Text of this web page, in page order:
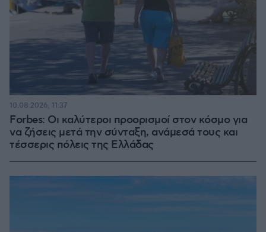
Forbes: Οι καλύτεροι προορισμοί στον κόσμο για
να ζήσεις μετά την σύνταξη, ανάμεσά τους και
τέσσερις πόλεις της Ελλάδας
10.08.2026, 11:37